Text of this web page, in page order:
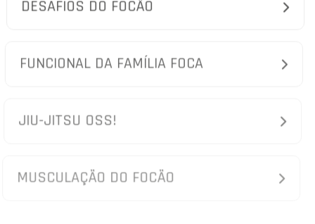
DESAFIOS DO FOCÃO
FUNCIONAL DA FAMÍLIA FOCA
JIU-JITSU OSS!
MUSCULAÇÃO DO FOCÃO